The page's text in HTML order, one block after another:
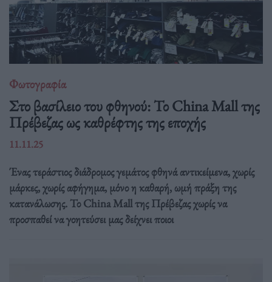
Φωτογραφία
Στο βασίλειο του φθηνού: Το China Mall της
Πρέβεζας ως καθρέφτης της εποχής
11.11.25
Ένας τεράστιος διάδρομος γεμάτος φθηνά αντικείμενα, χωρίς
μάρκες, χωρίς αφήγημα, μόνο η καθαρή, ωμή πράξη της
κατανάλωσης. Το China Mall της Πρέβεζας χωρίς να
προσπαθεί να γοητεύσει μας δείχνει ποιοι